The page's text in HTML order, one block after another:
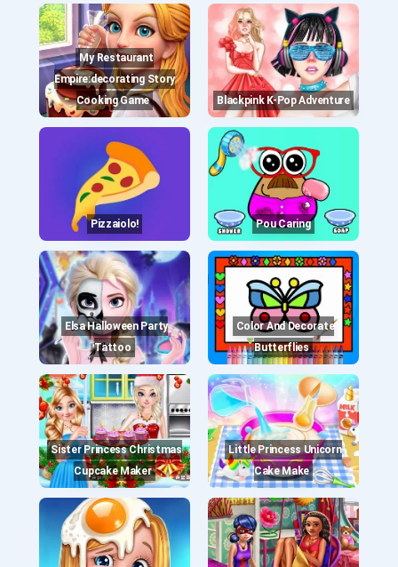
My Restaurant
Empire:decorating Story
Cooking Game
Blackpink K-Pop Adventure
Pizzaiolo! Pou Caring
Elsa Halloween Party
Tattoo
Color And Decorate
Butterflies
Sister Princess Christmas
Cupcake Maker
Little Princess Unicorn
Cake Make